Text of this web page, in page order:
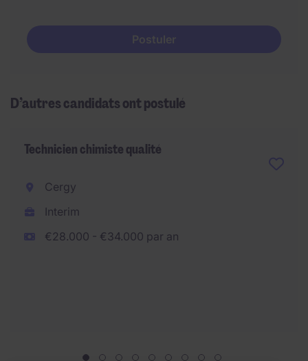
Postuler
D’autres candidats ont postulé
Technicien chimiste qualité
Cergy
Interim
€28.000 - €34.000 par an